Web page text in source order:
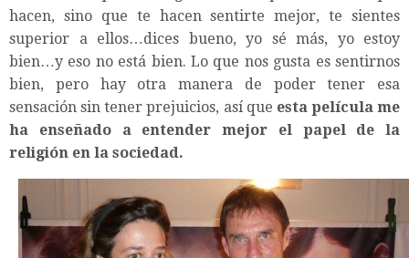
hacen, sino que te hacen sentirte mejor, te sientes
superior a ellos…dices bueno, yo sé más, yo estoy
bien…y eso no está bien. Lo que nos gusta es sentirnos
bien, pero hay otra manera de poder tener esa
sensación sin tener prejuicios, así que esta película me
ha enseñado a entender mejor el papel de la
religión en la sociedad.